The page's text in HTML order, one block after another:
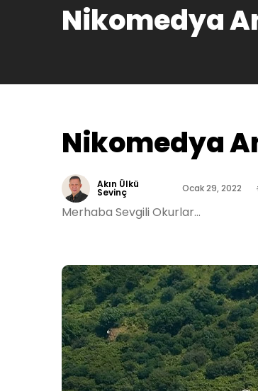
Nikomedya
Nikomedya
Akın Ülkü
Sevinç Ocak 29, 2022
Merhaba Sevgili Okurlar...